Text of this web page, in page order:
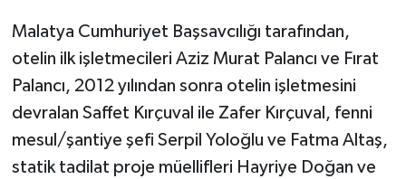
Malatya Cumhuriyet Başsavcılığı tarafından,
otelin ilk işletmecileri Aziz Murat Palancı ve Fırat
Palancı, 2012 yılından sonra otelin işletmesini
devralan Saffet Kırçuval ile Zafer Kırçuval, fenni
mesul/şantiye şefi Serpil Yoloğlu ve Fatma Altaş,
statik tadilat proje müellifleri Hayriye Doğan ve